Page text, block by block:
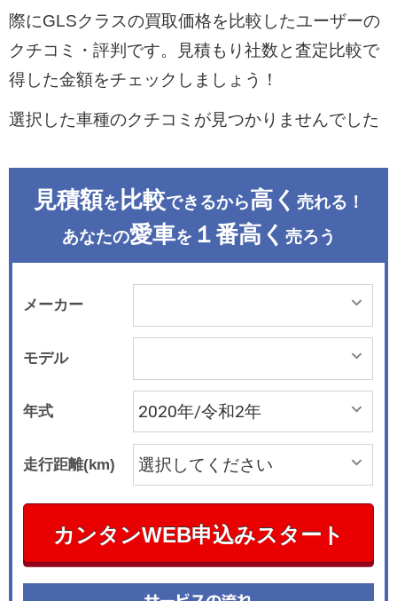
際にGLSクラスの買取価格を比較したユーザーの
クチコミ・評判です。見積もり社数と査定比較で
得した金額をチェックしましょう！
選択した車種のクチコミが見つかりませんでした
見積額を 比較できるから高く 売れる！
あなたの愛車を １番高く 売ろう
メーカー
モデル
年式
走行距離(km)
カンタンWEB申込みスタート